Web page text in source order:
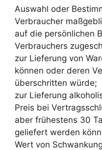
Auswahl oder
Verbraucher
auf die persönlichen
Verbrauchers
zur Lieferung von
können oder deren
überschritten würde;
zur Lieferung
Preis bei
aber frühestens 30
geliefert werden
Wert von